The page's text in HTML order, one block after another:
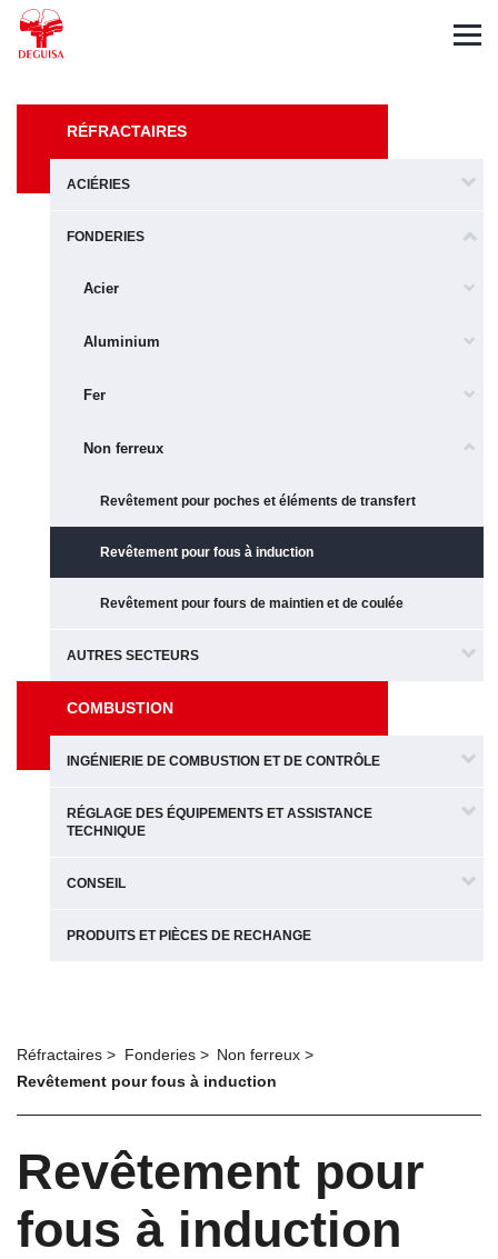
RÉFRACTAIRES
ACIÉRIES
FONDERIES
Acier
Aluminium
Fer
Non ferreux
Revêtement pour poches et éléments de transfert
Revêtement pour fous à induction
Revêtement pour fours de maintien et de coulée
AUTRES SECTEURS
COMBUSTION
INGÉNIERIE DE COMBUSTION ET DE CONTRÔLE
RÉGLAGE DES ÉQUIPEMENTS ET ASSISTANCE
TECHNIQUE
CONSEIL
PRODUITS ET PIÈCES DE RECHANGE
Réfractaires Fonderies
Non ferreux
Revêtement pour fous à induction
Revêtement pour
fous à induction